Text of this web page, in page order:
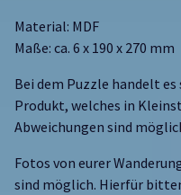
Material: MDF
Maße: ca. 6 x 190 x 270 mm
Bei dem Puzzle handelt
Produkt, welches in
Abweichungen sind
Fotos von eurer
sind möglich. Hierfür